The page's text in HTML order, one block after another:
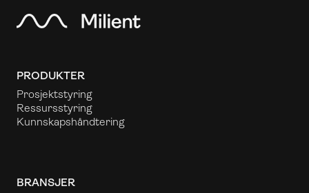
PRODUKTER
Prosjektstyring
Ressursstyring
Kunnskapshåndtering
BRANSJER